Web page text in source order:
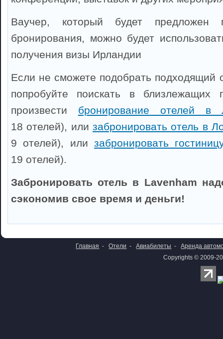
Ваучер, который будет предложен
бронирования, можно будет
получения визы Ирландии
Если не сможете подобрать подходящий
попробуйте поискать в близлежащих
произвести бронирование отелей в
18 отелей), или забронировать отель в
9 отелей), илизабронировать
19 отелей).
Забронировать отель в Lavenham
сэкономив свое время и деньги!
Главная - Отели - Авиабилеты -
Аренда
Copyrights © 2009-